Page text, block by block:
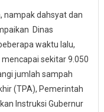
nampak dahsyat dan
Dinas
waktu lalu,
sekitar 9.050
jumlah sampah
(TPA), Pemerintah
Instruksi Gubernur